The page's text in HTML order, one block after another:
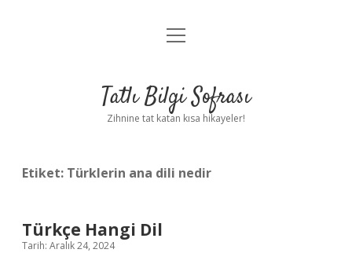
Anasayfa
Yasal Uyarı
menüyü
Tatlı Bilgi Sofrası
Zihnine tat katan kısa hikayeler!
Etiket: Türklerin ana dili nedir
Türkçe Hangi Dil
Tarih: Aralık 24, 2024